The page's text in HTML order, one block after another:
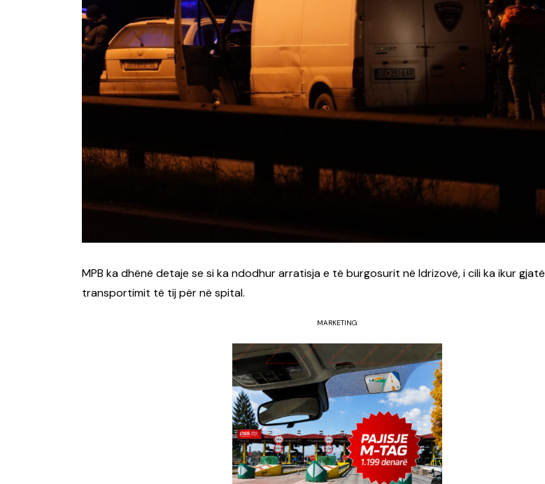
PARADITE ME NE
PIKËPAMJE
RECETA E DITES
RETRO JAVORE
MPB ka dhënë detaje se si ka ndodhur arratisja e të burgosurit në Idrizovë, i cili ka ikur gjatë
transportimit të tij për në spital.
MARKETING